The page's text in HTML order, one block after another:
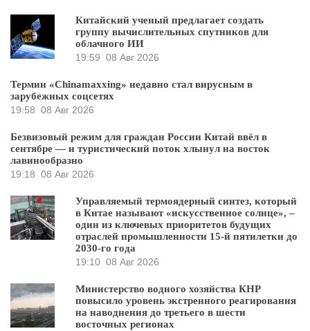
Китайский ученый предлагает создать
группу вычислительных спутников для
облачного ИИ
19:59 08 Авг 2026
Термин «Chinamaxxing» недавно стал вирусным в
зарубежных соцсетях
19:58 08 Авг 2026
Безвизовый режим для граждан России Китай ввёл в
сентябре — и туристический поток хлынул на восток
лавинообразно
19:18 08 Авг 2026
Управляемый термоядерный синтез, который
в Китае называют «искусственное солнце», –
один из ключевых приоритетов будущих
отраслей промышленности 15-й пятилетки до
2030-го года
19:10 08 Авг 2026
Министерство водного хозяйства КНР
повысило уровень экстренного реагирования
на наводнения до третьего в шести
восточных регионах